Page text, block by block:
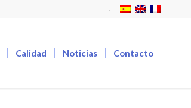
.
Calidad Noticias Contacto